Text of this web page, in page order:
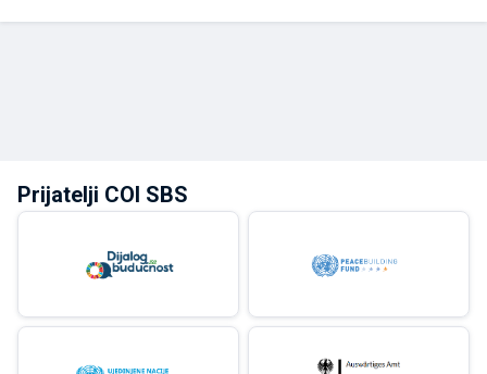
znanja ).
iskustvima.
Prijatelji COI SBS